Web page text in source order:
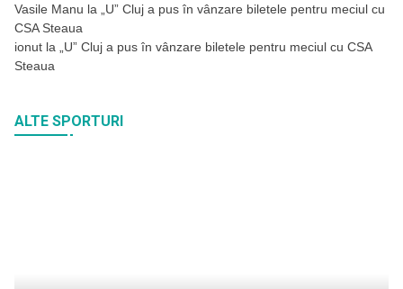
Vasile Manu la
„U” Cluj a pus în vânzare biletele pentru meciul cu
CSA Steaua
ionut la
„U” Cluj a pus în vânzare biletele pentru meciul cu CSA
Steaua
ALTE SPORTURI